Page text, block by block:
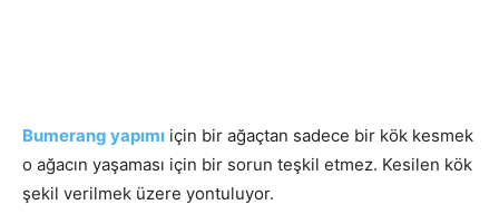
Bumerang yapımı için bir ağaçtan sadece bir kök kesmek
o ağacın yaşaması için bir sorun teşkil etmez. Kesilen kök
şekil verilmek üzere yontuluyor.